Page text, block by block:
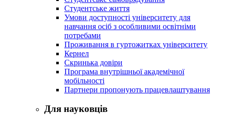
Студентське життя
Умови доступності університету для
навчання осіб з особливими освітніми
потребами
Проживання в гуртожитках університету
Кернел
Скринька довіри
Програма внутрішньої академічної
мобільності
Партнери пропонують працевлаштування
Для науковців